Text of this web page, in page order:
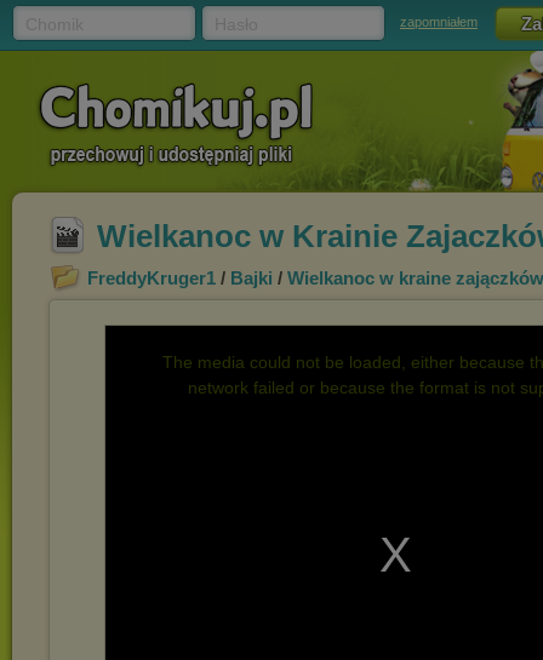
zapomniałem
Wielkanoc w Krainie
FreddyKruger1 / Bajki / Wielkanoc w kraine
The media could not be loaded, either because
network failed or because the format is not